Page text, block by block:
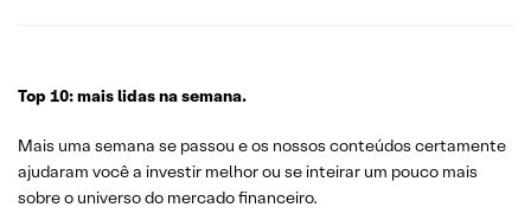
Top 10: mais lidas na semana.
Mais uma semana se passou e os nossos conteúdos certamente
ajudaram você a investir melhor ou se inteirar um pouco mais
sobre o universo do mercado financeiro.